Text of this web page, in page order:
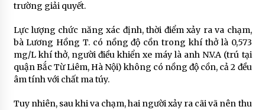
trường giải quyết.
Lực lượng chức năng xác định, thời điểm xảy ra va chạm,
bà Lương Hồng T. có nồng độ cồn trong khí thở là 0,573
mg/L khí thở, người điều khiển xe máy là anh N.V.A (trú tại
quận Bắc Từ Liêm, Hà Nội) không có nồng độ cồn, cả 2 đều
âm tính với chất ma túy.
Tuy nhiên, sau khi va chạm, hai người xảy ra cãi vã nên thu